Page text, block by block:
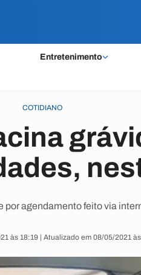
Entretenimento
COTIDIANO
agendamento feito via
às 18:19 | Atualizado em 08/05/2021